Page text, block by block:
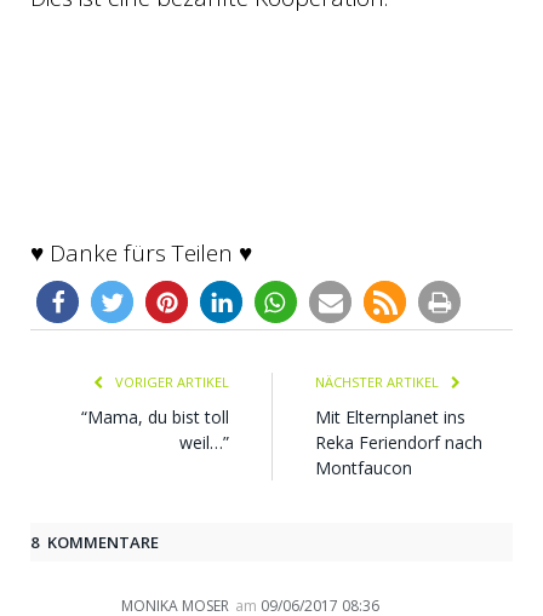
♥ Danke fürs Teilen ♥
VORIGER ARTIKEL
“Mama, du bist toll
weil…”
NÄCHSTER ARTIKEL
Mit Elternplanet ins
Reka Feriendorf nach
Montfaucon
8 KOMMENTARE
MONIKA MOSER am 09/06/2017 08:36